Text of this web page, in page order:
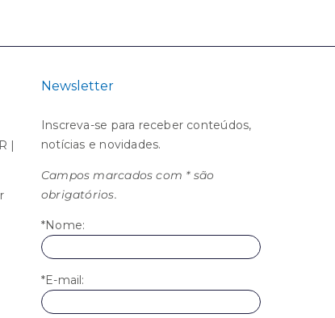
|
Newsletter
Inscreva-se para receber conteúdos,
notícias e novidades.
Campos marcados com * são
obrigatórios.
*Nome:
*E-mail: